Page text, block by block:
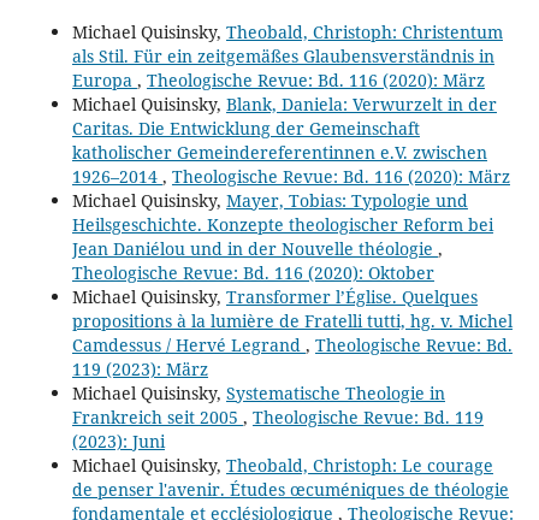
Michael Quisinsky, Theobald, Christoph: Christentum
als Stil. Für ein zeitgemäßes Glaubensverständnis in
Europa , Theologische Revue: Bd. 116 (2020): März
Michael Quisinsky, Blank, Daniela: Verwurzelt in der
Caritas. Die Entwicklung der Gemeinschaft
katholischer Gemeindereferentinnen e.V. zwischen
1926–2014 , Theologische Revue: Bd. 116 (2020): März
Michael Quisinsky, Mayer, Tobias: Typologie und
Heilsgeschichte. Konzepte theologischer Reform bei
Jean Daniélou und in der Nouvelle théologie ,
Theologische Revue: Bd. 116 (2020): Oktober
Michael Quisinsky, Transformer l’Église. Quelques
propositions à la lumière de Fratelli tutti, hg. v. Michel
Camdessus / Hervé Legrand , Theologische Revue: Bd.
119 (2023): März
Michael Quisinsky, Systematische Theologie in
Frankreich seit 2005 , Theologische Revue: Bd. 119
(2023): Juni
Michael Quisinsky, Theobald, Christoph: Le courage
de penser l'avenir. Études œcuméniques de théologie
fondamentale et ecclésiologique , Theologische Revue: